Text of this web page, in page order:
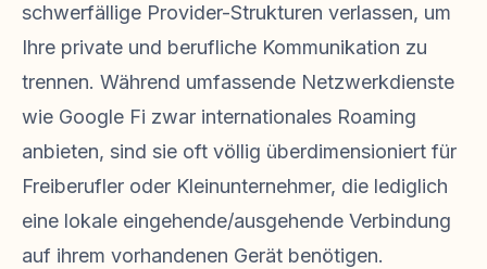
schwerfällige Provider-Strukturen verlassen, um
Ihre private und berufliche Kommunikation zu
trennen. Während umfassende Netzwerkdienste
wie Google Fi zwar internationales Roaming
anbieten, sind sie oft völlig überdimensioniert für
Freiberufler oder Kleinunternehmer, die lediglich
eine lokale eingehende/ausgehende Verbindung
auf ihrem vorhandenen Gerät benötigen.